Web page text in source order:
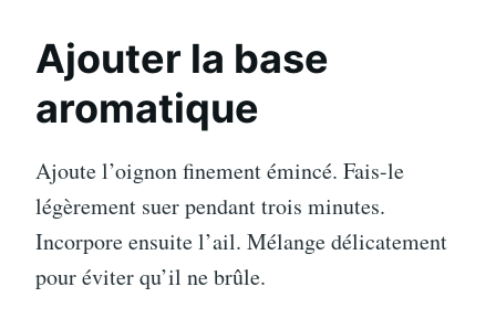
Ajouter la base
aromatique
Ajoute l’oignon finement émincé. Fais-le
légèrement suer pendant trois minutes.
Incorpore ensuite l’ail. Mélange délicatement
pour éviter qu’il ne brûle.